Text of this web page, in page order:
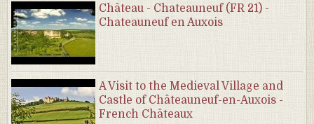
Château - Chateauneuf (FR 21) -
Chateauneuf en Auxois
A Visit to the Medieval Village and
Castle of Châteauneuf-en-Auxois -
French Châteaux